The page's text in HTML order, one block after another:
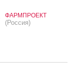
ФАРМПРОЕКТ
(Россия)